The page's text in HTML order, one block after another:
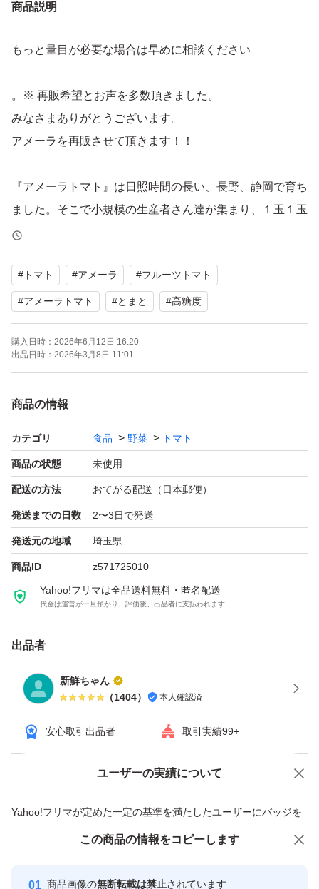
商品説明
もっと量目が必要な場合は早めに相談ください
。※ 再販希望とお声を多数頂きました。
みなさまありがとうございます。
アメーラを再販させて頂きます！！
『アメーラトマト』は日照時間の長い、長野、静岡で育ち
ました。そこで小規模の生産者さん達が集まり、１玉１玉
に愛情・情熱を注ぎ込んでおります。また、生産者さん達
が集い品質管理・生産管理を行い、ブランド価値の高い
『アメーラ』を生み出し続けます。 その努力のかいもあ
って、今では静岡県以外の産地でも作られるようになりま
した。 その栽培法は、普通のトマトよりも小さくなるよ
うに育てます。その為、凝縮された味となります。滑らか
くれます。【フルーツトマト】 トマトの品種を指すので
はなく、トマトを栽培の中で極力水分補給を抑えながら完
熟させて糖度を高めたものです。普通のトマトより長い時
間をかけて育てますが、栄養価・味・香りがギュッと濃縮
されたトマトになります。
産地の規格の箱に入ってまして 1ケースは約 1キロになり
ます。
2箱のセット価格になります！
※生ものにつき返品やキャンセルはお断りさせて頂きま
やわらかいのも出る事もあります。）
※商品の画像は、イメージです。トマトの玉数は画像とは
違うサイズになる場合がございます。基本的にSS～Mサ
※商品は、2ケース1セットでのお値段になります。
# トマト #アメーラ #フルーツトマト
#アメーラトマト #とまと #高糖度
購入日時： 2026年6月12日 16:20
出品日時： 2026年3月8日 11:01
商品の情報
カテゴリ 食品 野菜 トマト
商品の状態 未使用
配送の方法 おてがる配送（日本郵便）
発送までの日数 2〜3日で発送
発送元の地域 埼玉県
商品ID z571725010
Yahoo!フリマは全品送料無料・匿名配送
代金は運営が一旦預かり、評価後、出品者に支払われます
出品者
新鮮ちゃん
（1404） 本人確認済
安心取引出品者 取引実績99+
ユーザーの実績について
Yahoo!フリマが定めた一定の基準を満たしたユーザーにバッジを
付与しています
安心取引出品者
心・安全なユーザーです
価格の相談 商品への質問
この商品の情報をコピーします
商品画像の無断転載は禁止されています
この商品をみている人にオススメ